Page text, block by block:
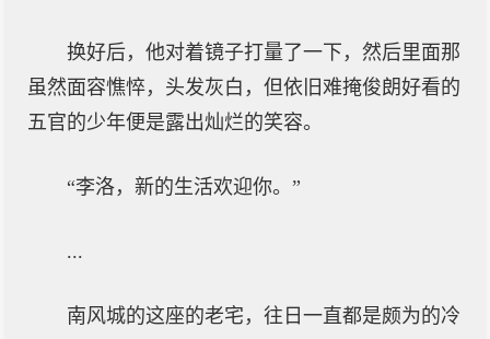
换好后，他对着镜子打量了一下，然后里面那
虽然面容憔悴，头发灰白，但依旧难掩俊朗好看的
五官的少年便是露出灿烂的笑容。
“李洛，新的生活欢迎你。”
...
南风城的这座的老宅，往日一直都是颇为的冷